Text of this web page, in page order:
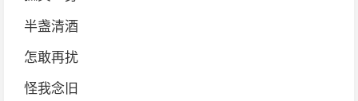
半盏清酒
怎敢再扰
怪我念旧